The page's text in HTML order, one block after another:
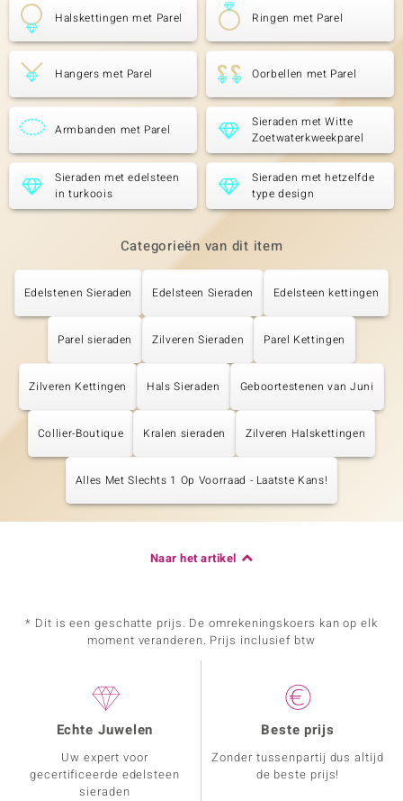
Halskettingen met Parel Ringen met Parel
Hangers met Parel Oorbellen met Parel
Armbanden met Parel
Sieraden met Witte
Zoetwaterkweekparel
Sieraden met edelsteen
in turkoois
Sieraden met hetzelfde
type design
Categorieën van dit item
Edelstenen Sieraden Edelsteen Sieraden Edelsteen kettingen
Parel sieraden Zilveren Sieraden Parel Kettingen
Zilveren Kettingen Hals Sieraden Geboortestenen van Juni
Collier-Boutique Kralen sieraden Zilveren Halskettingen
Alles Met Slechts 1 Op Voorraad - Laatste Kans!
Naar het artikel
* Dit is een geschatte prijs. De omrekeningskoers kan op elk
moment veranderen. Prijs inclusief btw
Echte Juwelen
Uw expert voor
gecertificeerde edelsteen
sieraden
Beste prijs
Zonder tussenpartij dus altijd
de beste prijs!